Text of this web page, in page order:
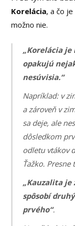
Korelácia, a čo
možno nie.
„Korelácia je
opakujú
nesúvisia.“
Napríklad: v
a zároveň v
sa deje, ale
dôsledkom
odletu vtákov
Ťažko.
„Kauzalita je
spôsobí
prvého“.